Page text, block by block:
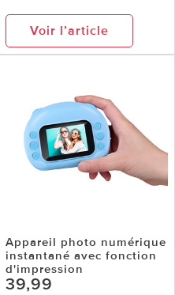
Voir l’article
Appareil photo numérique
instantané avec fonction
d'impression
39,99